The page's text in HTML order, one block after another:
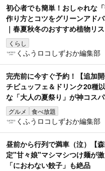
初心者でも簡単！おしゃれな
作り方とコツをグリーンアド
｜春夏秋冬のおすすめ植物リ
くらし
くふうロコしずおか編集部
完売前に今すぐ予約！【追加
チビュッフェ＆ドリンク20種
な「大人の夏祭り」が神コス
グルメ 食べ放題
くふうロコしずおか編集部
昼前から行列で満車（泣）【
定"甘々娘"マシマシつけ麺が
「におわない餃子」も絶品